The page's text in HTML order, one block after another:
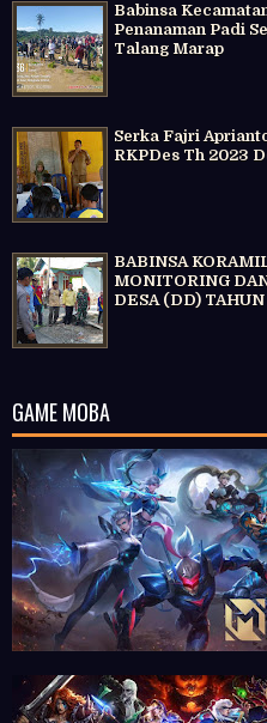
Babinsa
Penanaman Padi
Talang Marap
Serka Fajri
RKPDes Th 2023
BABINSA
MONITORING
DESA (DD) TAHUN
GAME MOBA